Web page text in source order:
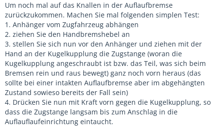
Um noch mal auf das Knallen in der Auflaufbremse
zurückzukommen. Machen Sie mal folgenden simplen Test:
1. Anhänger vom Zugfahrzeug abhängen
2. ziehen Sie den Handbremshebel an
3. stellen Sie sich nun vor den Anhänger und ziehen mit der
Hand an der Kugelkupplung die Zugstange (woran die
Kugelkupplung angeschraubt ist bzw. das Teil, was sich beim
Bremsen rein und raus bewegt) ganz noch vorn heraus (das
sollte bei einer intakten Auflaufbremse aber im abgehängten
Zustand sowieso bereits der Fall sein)
4. Drücken Sie nun mit Kraft vorn gegen die Kugelkupplung, so
dass die Zugstange langsam bis zum Anschlag in die
Auflauflaufeinrichtung eintaucht.